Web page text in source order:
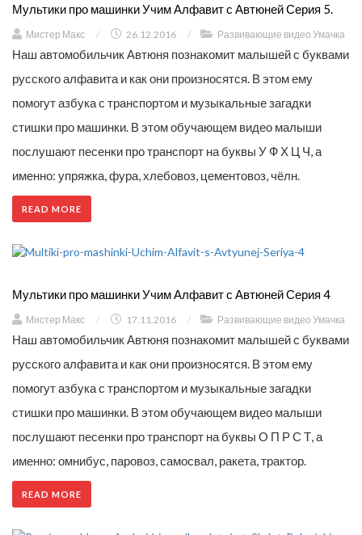
Мультики про машинки Учим Алфавит с Автюней Серия 5.
Мистер Макс / 26.12.2016 / Развивающие видео Умачка
Наш автомобильчик Автюня познакомит малышей с буквами
русского алфавита и как они произносятся. В этом ему
помогут азбука с транспортом и музыкальные загадки
стишки про машинки. В этом обучающем видео малыши
послушают песенки про транспорт на буквы У Ф Х Ц Ч, а
именно: упряжка, фура, хлебовоз, цементовоз, чёлн.
READ MORE
Мультики про машинки Учим Алфавит с Автюней Серия 4
Мистер Макс / 17.11.2016 / Развивающие видео Умачка
Наш автомобильчик Автюня познакомит малышей с буквами
русского алфавита и как они произносятся. В этом ему
помогут азбука с транспортом и музыкальные загадки
стишки про машинки. В этом обучающем видео малыши
послушают песенки про транспорт на буквы О П Р С Т, а
именно: омнибус, паровоз, самосвал, ракета, трактор.
READ MORE